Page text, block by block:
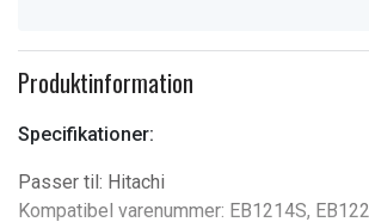
Produktinformation
Specifikationer:
Passer til: Hitachi
Kompatibel varenummer: EB1214S,